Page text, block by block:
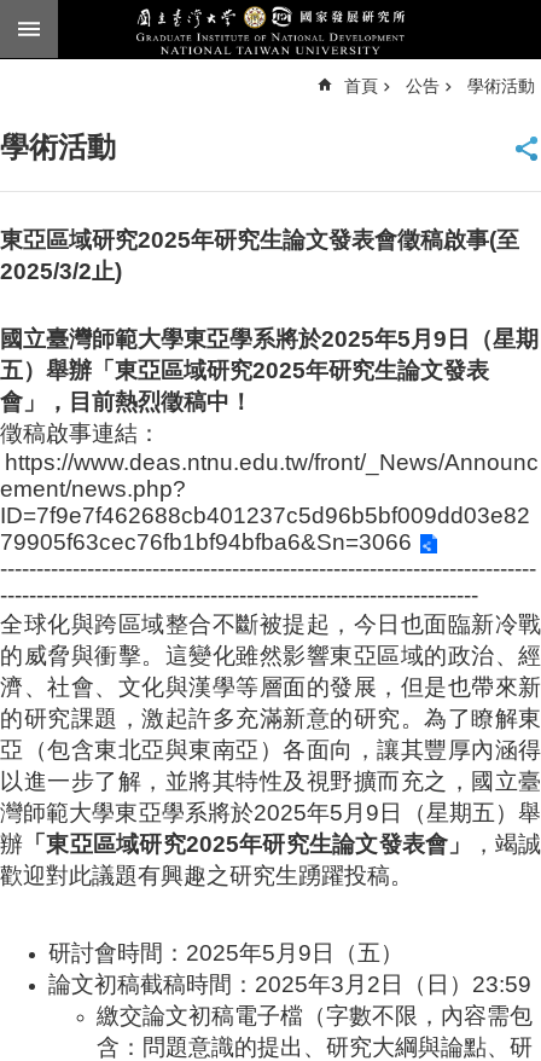
跳到主要內容區塊
臺
頁
English
告
本
所
簡
介
本
所
博
士
碩
士
班
在
職
專
研
首頁 公告 學術活動
學術活動
東亞區域研究2025年研究生論文發表會徵稿啟事(至
2025/3/2止)
國立臺灣師範大學東亞學系將於2025年5月 9 日（星期
五）舉辦「東亞區域研究2025年研究生論文發表
會」，目前熱烈徵稿中！
徵稿啟事連結：
https://www.deas.ntnu.edu.tw/front/_News/Announc
ement/news.php?
ID=7f9e7f462688cb401237c5d96b5bf009dd03e82
79905f63cec76fb1bf94bfba6&Sn=3066
--------------------------------------------------------------------------
------------------------------------------------------------------
全球化與跨區域整合不斷被提起，今日也面臨新冷戰
的威脅與衝擊。這變化雖然影響東亞區域的政治、經
濟、社會、文化與漢學等層面的發展，但是也帶來新
的研究課題，激起許多充滿新意的研究。為了瞭解東
亞（包含東北亞與東南亞）各面向，讓其豐厚內涵得
以進一步了解，並將其特性及視野擴而充之，國立臺
灣師範大學東亞學系將於2025年5 月 9日（星期五）舉
辦 「東亞區域研究2025年研究生論文發表會」
，竭誠
歡迎對此議題有興趣之研究生踴躍投稿。
研討會時間： 2025年5 月 9日（五）
論文初稿截稿時間： 2025年3 月 2日（日） 23:59
繳交論文初稿電子檔（字數不限，內容需包
含：問題意識的提出、研究大綱與論點、研